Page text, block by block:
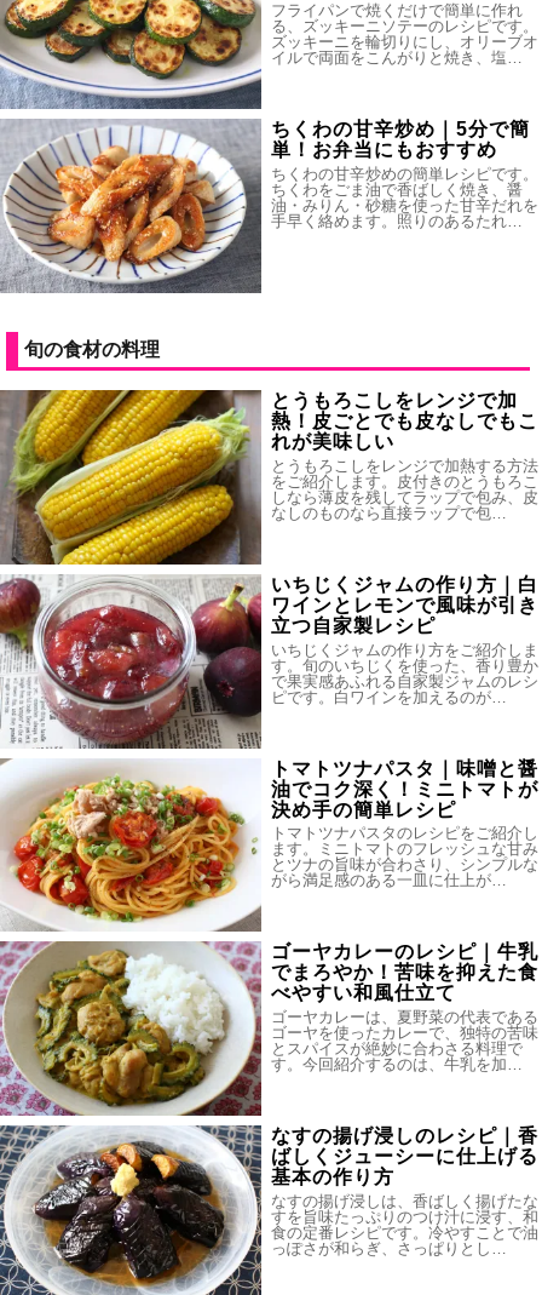
フライパンで焼くだけで簡単に作れ
る、ズッキーニソテーのレシピです。
ズッキーニを輪切りにし、オリーブオ
イルで両面をこんがりと焼き、塩…
ちくわの甘辛炒め｜5分で簡
単！お弁当にもおすすめ
ちくわの甘辛炒めの簡単レシピです。
ちくわをごま油で香ばしく焼き、醤
油・みりん・砂糖を使った甘辛だれを
手早く絡めます。照りのあるたれ…
旬の食材の料理
とうもろこしをレンジで加
熱！皮ごとでも皮なしでもこ
れが美味しい
とうもろこしをレンジで加熱する方法
をご紹介します。皮付きのとうもろこ
しなら薄皮を残してラップで包み、皮
なしのものなら直接ラップで包…
いちじくジャムの作り方｜白
ワインとレモンで風味が引き
立つ自家製レシピ
いちじくジャムの作り方をご紹介しま
す。旬のいちじくを使った、香り豊か
で果実感あふれる自家製ジャムのレシ
ピです。白ワインを加えるのが…
トマトツナパスタ｜味噌と醤
油でコク深く！ミニトマトが
決め手の簡単レシピ
トマトツナパスタのレシピをご紹介し
ます。ミニトマトのフレッシュな甘み
とツナの旨味が合わさり、シンプルな
がら満足感のある一皿に仕上が…
ゴーヤカレーのレシピ｜牛乳
でまろやか！苦味を抑えた食
べやすい和風仕立て
ゴーヤカレーは、夏野菜の代表である
ゴーヤを使ったカレーで、独特の苦味
とスパイスが絶妙に合わさる料理で
す。今回紹介するのは、牛乳を加…
なすの揚げ浸しのレシピ｜香
ばしくジューシーに仕上げる
基本の作り方
なすの揚げ浸しは、香ばしく揚げたな
すを旨味たっぷりのつけ汁に浸す、和
食の定番レシピです。冷やすことで油
っぽさが和らぎ、さっぱりとし…